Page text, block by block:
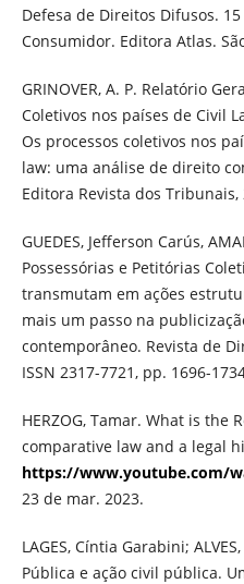
Defesa de Direitos Difusos.
Consumidor. Editora Atlas.
GRINOVER, A. P. Relatório
Coletivos nos países de Civil
Os processos coletivos nos
law: uma análise de direito
Editora Revista dos Tribunais,
GUEDES, Jefferson Carús,
Possessórias e Petitórias
transmutam em ações
mais um passo na
contemporâneo. Revista de
ISSN 2317-7721, pp. 1696-
HERZOG, Tamar. What is the
comparative law and a legal
https://www.youtube.com/
23 de mar. 2023.
LAGES, Cíntia Garabini;
Pública e ação civil pública.